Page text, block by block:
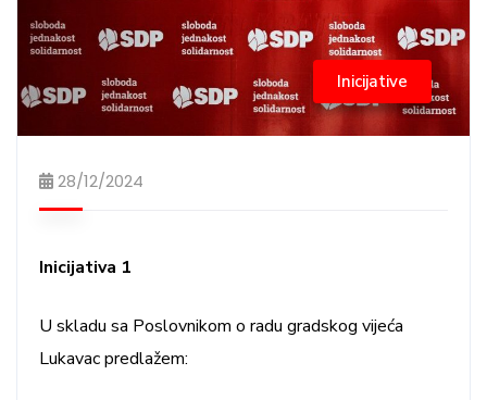
Inicijative
28/12/2024
Inicijativa 1
U skladu sa Poslovnikom o radu gradskog vijeća
Lukavac predlažem: